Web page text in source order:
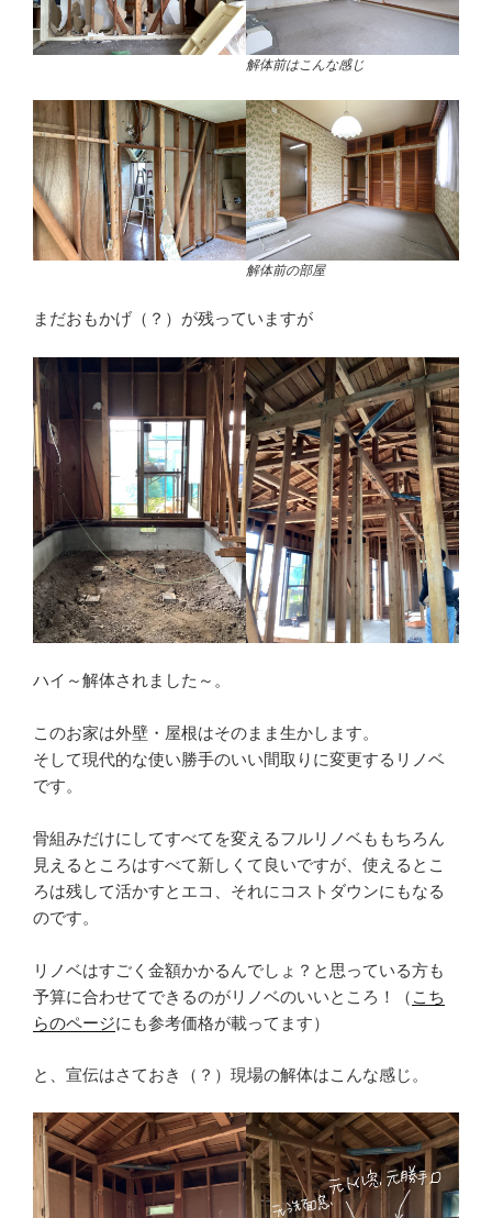
解体前はこんな感じ
解体前の部屋
まだおもかげ（？）が残っていますが
ハイ～解体されました～。
このお家は外壁・屋根はそのまま生かします。
そして現代的な使い勝手のいい間取りに変更するリノベ
です。
骨組みだけにしてすべてを変えるフルリノベももちろん
見えるところはすべて新しくて良いですが、使えるとこ
ろは残して活かすとエコ、それにコストダウンにもなる
のです。
リノベはすごく金額かかるんでしょ？と思っている方も
予算に合わせてできるのがリノベのいいところ！（ こち
らのページにも参考価格が載ってます）
と、宣伝はさておき（？）現場の解体はこんな感じ。